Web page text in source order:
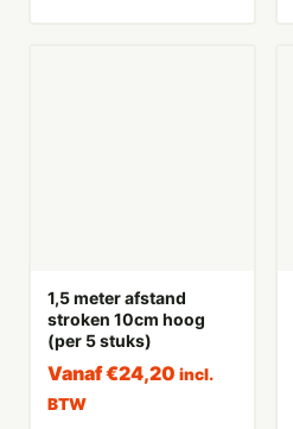
1,5 meter afstand
stroken 10cm hoog
(per 5 stuks)
Vanaf€24,20 incl.
BTW